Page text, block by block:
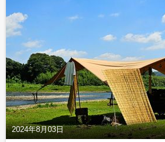
2024年8月03日